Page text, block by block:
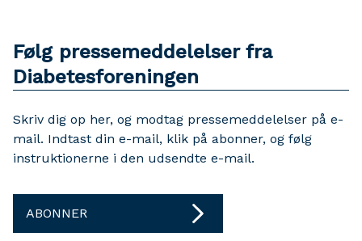
Følg pressemeddelelser fra
Diabetesforeningen
Skriv dig op her, og modtag pressemeddelelser på e-
mail. Indtast din e-mail, klik på abonner, og følg
instruktionerne i den udsendte e-mail.
ABONNER